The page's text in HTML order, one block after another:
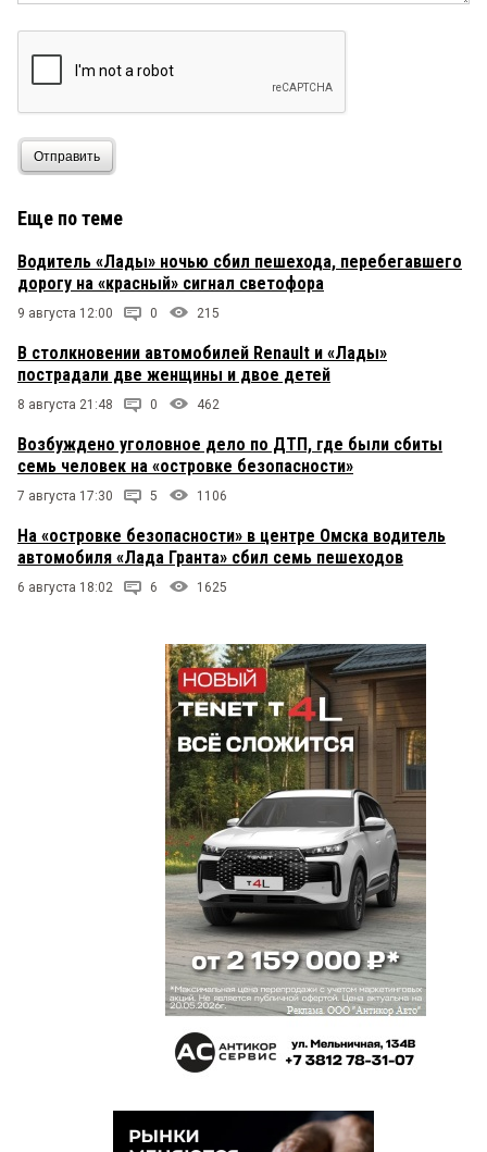
Отправить
Еще по теме
Водитель «Лады» ночью сбил пешехода, перебегавшего
дорогу на «красный» сигнал светофора
9 августа 12:00 0 215
В столкновении автомобилей Renault и «Лады»
пострадали две женщины и двое детей
8 августа 21:48 0 462
Возбуждено уголовное дело по ДТП, где были сбиты
семь человек на «островке безопасности»
7 августа 17:30 5 1106
На «островке безопасности» в центре Омска водитель
автомобиля «Лада Гранта» сбил семь пешеходов
6 августа 18:02 6 1625